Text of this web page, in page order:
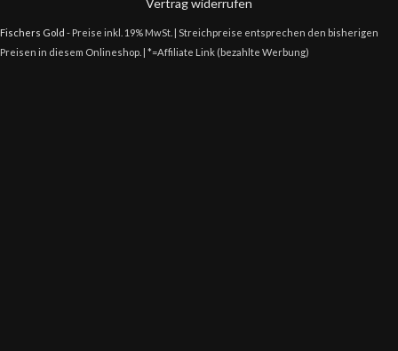
Fischers Gold - Preise inkl. 19% MwSt. | Streichpreise entsprechen den bisherigen
Preisen in diesem Onlineshop. | *=Affiliate Link (bezahlte Werbung)